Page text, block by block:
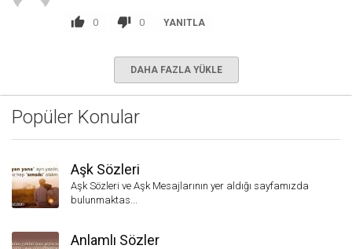
0 0 YANITLA
DAHA FAZLA YÜKLE
Popüler Konular
Aşk Sözleri
Aşk Sözleri ve Aşk Mesajlarının yer aldığı sayfamızda
bulunmaktas...
Anlamlı Sözler